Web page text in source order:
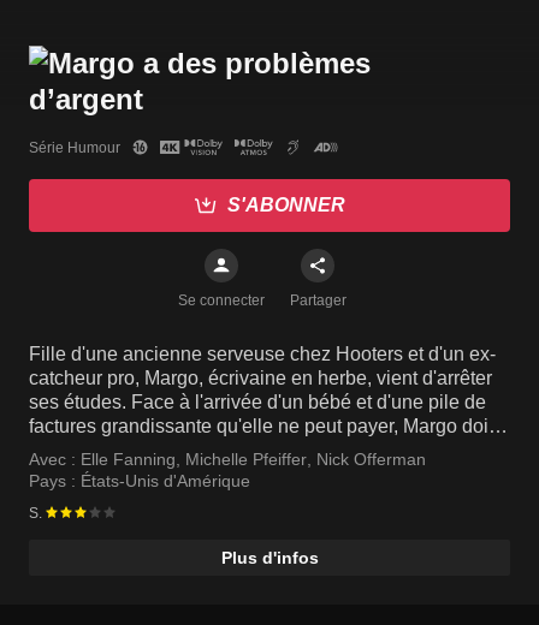
Série Humour
S'ABONNER
Se connecter Partager
Fille d'une ancienne serveuse chez Hooters et d'un ex-
catcheur pro, Margo, écrivaine en herbe, vient d'arrêter
ses études. Face à l'arrivée d'un bébé et d'une pile de
factures grandissante qu'elle ne peut payer, Margo doit
trouver une solution pour s'en sortir.
Avec : Elle Fanning, Michelle Pfeiffer, Nick Offerman
Pays : États-Unis d'Amérique
S.
Plus d'infos